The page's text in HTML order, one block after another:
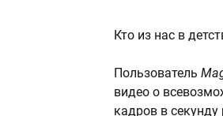
Кто из нас в
Пользователь
видео о
кадров в